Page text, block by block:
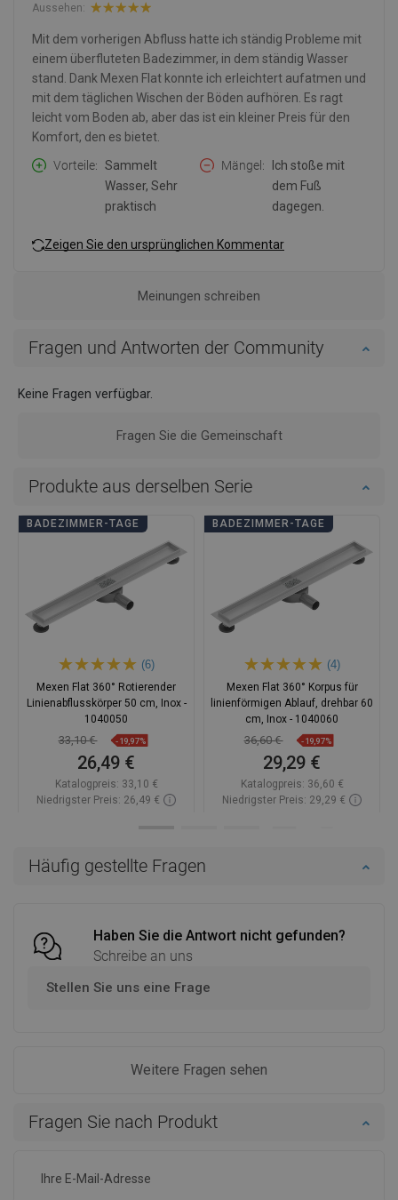
Häufig gestellte Fragen
Haben Sie die Antwort nicht gefunden?
Schreibe an uns
Stellen Sie uns eine Frage
Weitere Fragen sehen
Aussehen:
Mit dem vorherigen Abfluss hatte ich ständig Probleme mit
einem überfluteten Badezimmer, in dem ständig Wasser
stand. Dank Mexen Flat konnte ich erleichtert aufatmen und
mit dem täglichen Wischen der Böden aufhören. Es ragt
leicht vom Boden ab, aber das ist ein kleiner Preis für den
Komfort, den es bietet.
Vorteile
Sammelt
Wasser, Sehr
praktisch
Mängel
Ich stoße mit
dem Fuß
dagegen.
Zeigen Sie den ursprünglichen Kommentar
Meinungen schreiben
Fragen und Antworten der Community
Keine Fragen verfügbar.
Fragen Sie die Gemeinschaft
Fragen Sie nach Produkt
Produkte aus derselben Serie
BADEZIMMER-TAGE
(6)
Mexen Flat 360° Rotierender
Linienabflusskörper 50 cm, Inox -
1040050
33,10 € -19,97%
26,49 €
Katalogpreis: 33,10 €
Niedrigster Preis: 26,49 €
BADEZIMMER-TAGE
(4)
Mexen Flat 360° Korpus für
linienförmigen Ablauf, drehbar 60
cm, Inox - 1040060
36,60 € -19,97%
29,29 €
Katalogpreis: 36,60 €
Niedrigster Preis: 29,29 €